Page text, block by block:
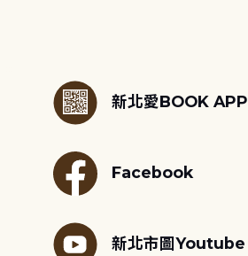
新北愛BOOK APP
Facebook
新北市圖Youtube